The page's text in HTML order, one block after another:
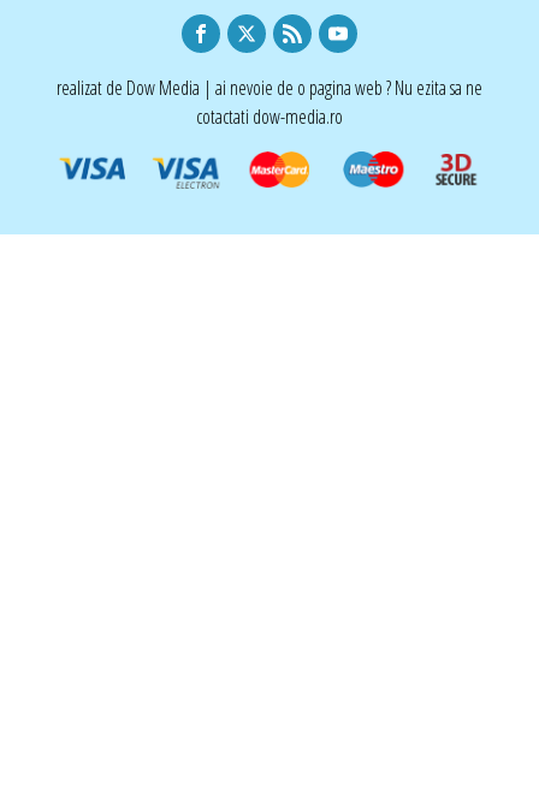
realizat de Dow Media | ai nevoie de o pagina web ? Nu ezita sa ne
cotactati dow-media.ro